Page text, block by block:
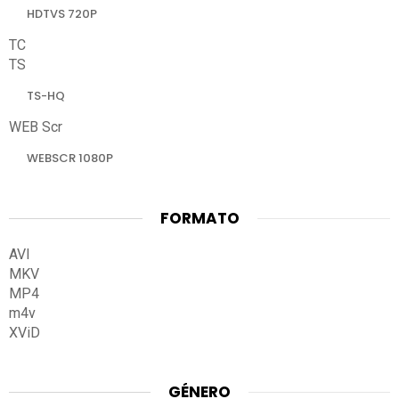
HDTVS 720P
TC
TS
TS-HQ
WEB Scr
WEBSCR 1080P
FORMATO
AVI
MKV
MP4
m4v
XViD
GÉNERO